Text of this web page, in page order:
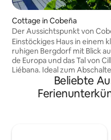
Cottage in Cobeña
Der Aussichtspunkt von
Atmosphäre von Liébana in
Einstöckiges Haus in einem
ruhigen Bergdorf mit Blick
de Europa und das Tal von
Liébana. Ideal zum
mit der Natur in Kontakt zu
Hauptstadt der Region,
entfernt. 35 km entfernt
Beliebte